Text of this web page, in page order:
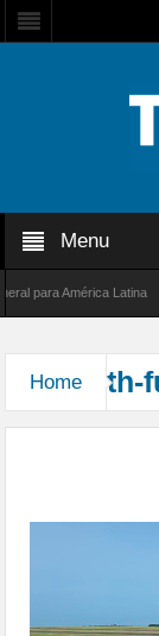
Menu
para América Latina
Home th-